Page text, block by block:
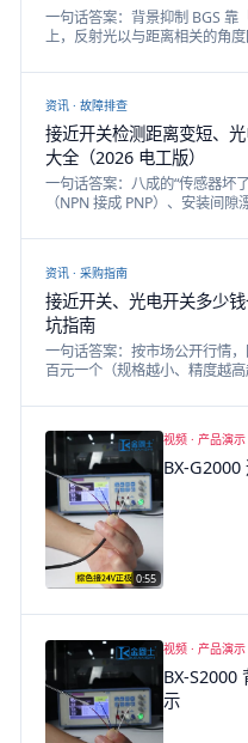
一句话答案：背景抑制 BGS
上，反射光以与距离相关的角
蔽掉。和普通漫反射的本质区
检测距离差小）。本文配原创三
资讯 ·故障排查
接近开关检测距离变短、
大全（2026 电工版）
一句话答案：八成的“传感器
（NPN 接成 PNP）、安装间
亮不灭、灯亮无输出、距离变
资讯 ·采购指南
接近开关、光电开关多少
坑指南
一句话答案：按市场公开行情
百元一个（规格越小、精度越
本文给出分规格价格区间表与
0:55
视频 ·产品演示
BX-G2000
视频 · 产品演示
BX-S2000
示